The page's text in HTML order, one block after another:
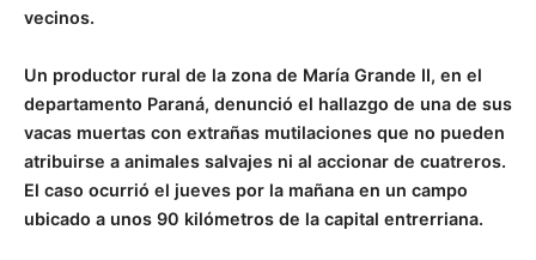
vecinos.
Un productor rural de la zona de María Grande II, en el
departamento Paraná, denunció el hallazgo de una de sus
vacas muertas con extrañas mutilaciones que no pueden
atribuirse a animales salvajes ni al accionar de cuatreros.
El caso ocurrió el jueves por la mañana en un campo
ubicado a unos 90 kilómetros de la capital entrerriana.